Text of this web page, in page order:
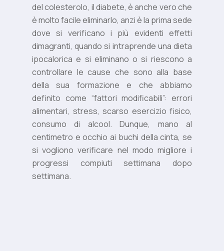
del colesterolo, il diabete, è anche vero che
è molto facile eliminarlo, anzi è la prima sede
dove si verificano i più evidenti effetti
dimagranti, quando si intraprende una dieta
ipocalorica e si eliminano o si riescono a
controllare le cause che sono alla base
della sua formazione e che abbiamo
definito come “fattori modificabili”: errori
alimentari, stress, scarso esercizio fisico,
consumo di alcool. Dunque, mano al
centimetro e occhio ai buchi della cinta, se
si vogliono verificare nel modo migliore i
progressi compiuti settimana dopo
settimana.